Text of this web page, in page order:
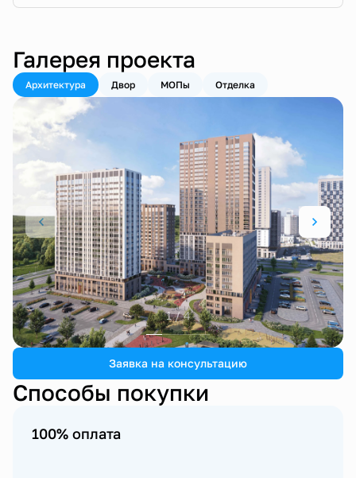
Галерея проекта
Архитектура Двор МОПы Отделка
1 / 4
Заявка на консультацию
Способы покупки
100% оплата